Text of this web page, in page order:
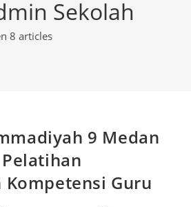
Sekolah
8 articles
9 Medan
Kompetensi Guru